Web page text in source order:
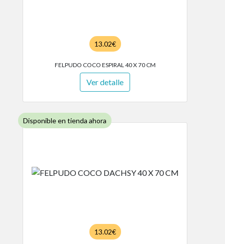
13.02€
FELPUDO COCO ESPIRAL 40 X 70 CM
Ver detalle
Disponible en tienda ahora
13.02€